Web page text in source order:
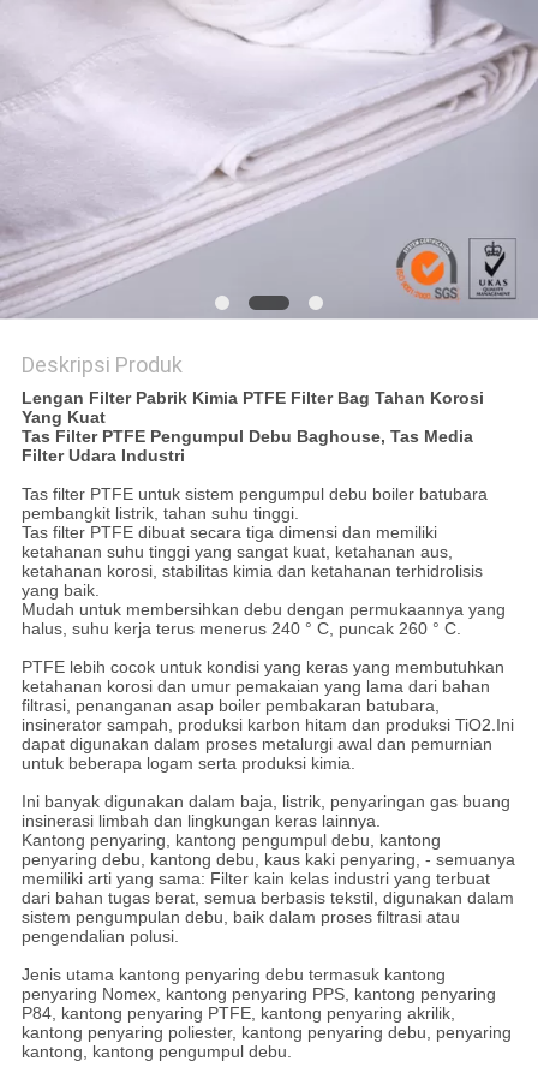
Deskripsi Produk
Lengan Filter Pabrik Kimia PTFE Filter Bag Tahan Korosi
Yang Kuat
Tas Filter PTFE Pengumpul Debu Baghouse, Tas Media
Filter Udara Industri
Tas filter PTFE untuk sistem pengumpul debu boiler batubara
pembangkit listrik, tahan suhu tinggi.
Tas filter PTFE dibuat secara tiga dimensi dan memiliki
ketahanan suhu tinggi yang sangat kuat, ketahanan aus,
ketahanan korosi, stabilitas kimia dan ketahanan terhidrolisis
yang baik.
Mudah untuk membersihkan debu dengan permukaannya yang
halus, suhu kerja terus menerus 240 ° C, puncak 260 ° C.
PTFE lebih cocok untuk kondisi yang keras yang membutuhkan
ketahanan korosi dan umur pemakaian yang lama dari bahan
filtrasi, penanganan asap boiler pembakaran batubara,
insinerator sampah, produksi karbon hitam dan produksi TiO2.Ini
dapat digunakan dalam proses metalurgi awal dan pemurnian
untuk beberapa logam serta produksi kimia.
Ini banyak digunakan dalam baja, listrik, penyaringan gas buang
insinerasi limbah dan lingkungan keras lainnya.
Kantong penyaring, kantong pengumpul debu, kantong
penyaring debu, kantong debu, kaus kaki penyaring, - semuanya
memiliki arti yang sama: Filter kain kelas industri yang terbuat
dari bahan tugas berat, semua berbasis tekstil, digunakan dalam
sistem pengumpulan debu, baik dalam proses filtrasi atau
pengendalian polusi.
Jenis utama kantong penyaring debu termasuk kantong
penyaring Nomex, kantong penyaring PPS, kantong penyaring
P84, kantong penyaring PTFE, kantong penyaring akrilik,
kantong penyaring poliester, kantong penyaring debu, penyaring
kantong, kantong pengumpul debu.